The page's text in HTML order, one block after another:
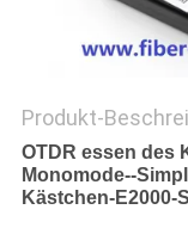
Produkt-
OTDR essen des
Monomode--
Kästchen-E2000-